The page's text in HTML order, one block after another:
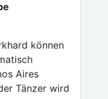
können
Aires
Tänzer wird